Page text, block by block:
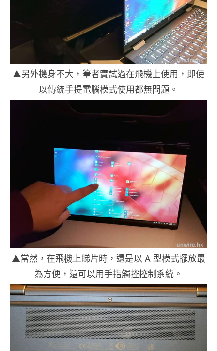
▲另外機身不大，筆者實試過在飛機上使用，即使
以傳統手提電腦模式使用都無問題。
▲當然，在飛機上睇片時，還是以 A 型模式擺放最
為方便，還可以用手指觸控控制系統。